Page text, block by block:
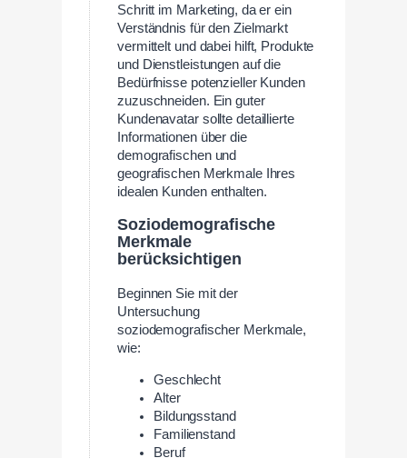
Schritt im Marketing, da er ein
Verständnis für den Zielmarkt
vermittelt und dabei hilft, Produkte
und Dienstleistungen auf die
Bedürfnisse potenzieller Kunden
zuzuschneiden. Ein guter
Kundenavatar sollte detaillierte
Informationen über die
demografischen und
geografischen Merkmale Ihres
idealen Kunden enthalten.
Soziodemografische
Merkmale
berücksichtigen
Beginnen Sie mit der
Untersuchung
soziodemografischer Merkmale,
wie:
Geschlecht
Alter
Bildungsstand
Familienstand
Beruf